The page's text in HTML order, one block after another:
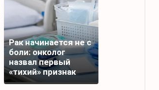
Рак начинается не с
боли: онколог
назвал первый
«тихий» признак
болезни